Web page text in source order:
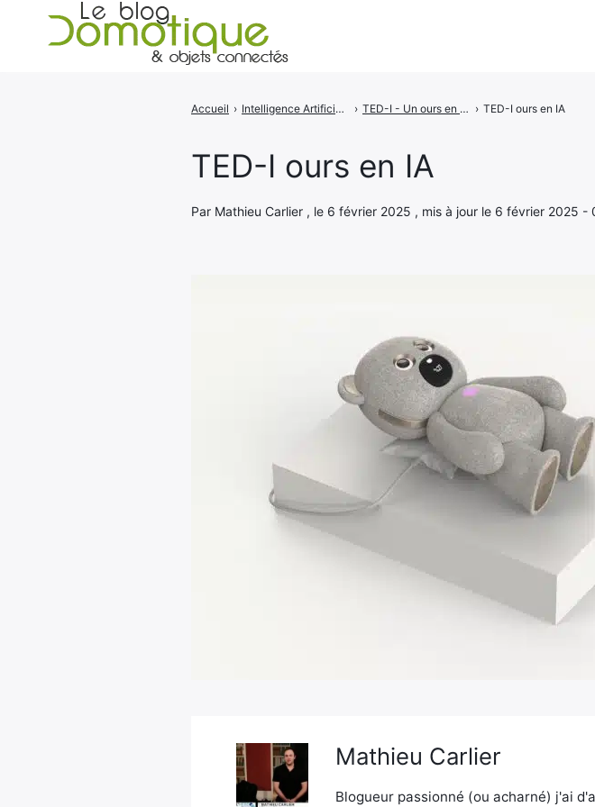
TED-I ours en IA
Par Mathieu Carlier , le 6 février 2025 , mis à jour le 6 février 2025 -
Accueil › Intelligence Artificielle › TED-I - Un ours en peluche pour les enfants alimenté par l’IA › TED-I ours en IA
Mathieu Carlier
Blogueur passionné (ou acharné) j'ai
Rechercher